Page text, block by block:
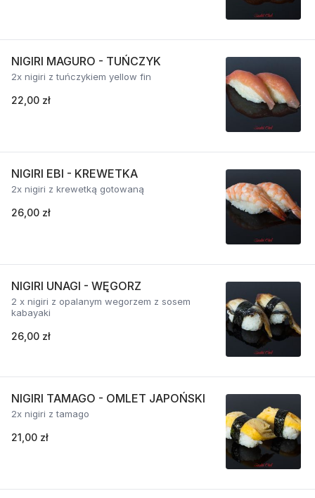
NIGIRI MAGURO - TUŃCZYK
2x nigiri z tuńczykiem yellow fin
22,00 zł
NIGIRI EBI - KREWETKA
2x nigiri z krewetką gotowaną
26,00 zł
NIGIRI UNAGI - WĘGORZ
2 x nigiri z opalanym wegorzem z sosem
kabayaki
26,00 zł
NIGIRI TAMAGO - OMLET JAPOŃSKI
2x nigiri z tamago
21,00 zł